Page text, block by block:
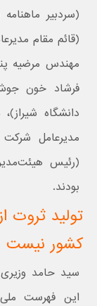
(سردبیر
(قائم مقام
مهندس مرضیه
فرشاد خون جوش
دانشگاه
مدیرعامل
(رئیس
بودند.
تولید ثروت
کشور نیست
سید حامد
این فهرست